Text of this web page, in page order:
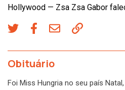
Hollywood — Zsa Zsa Gabor
Obituário
Foi Miss Hungria no seu país